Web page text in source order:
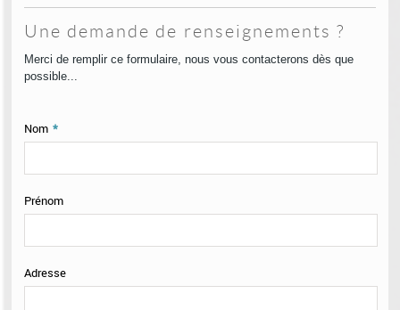
La Gestion
Le Syndic
Contact
Mon Compte
Sélection
Une demande de renseignements ?
Merci de remplir ce formulaire, nous vous contacterons dès que
possible...
Nom *
Prénom
Adresse